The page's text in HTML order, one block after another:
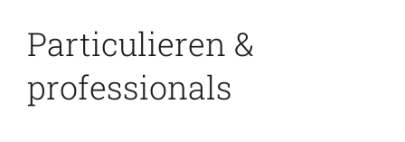
Particulieren &
professionals